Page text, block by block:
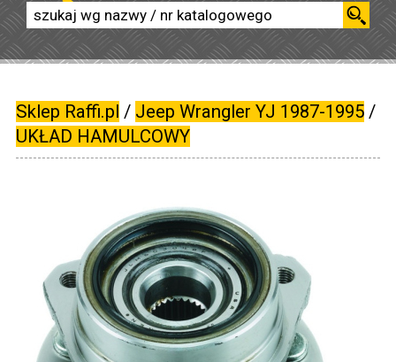
Sklep Raffi.pl / Jeep Wrangler YJ 1987-1995/
UKŁAD HAMULCOWY